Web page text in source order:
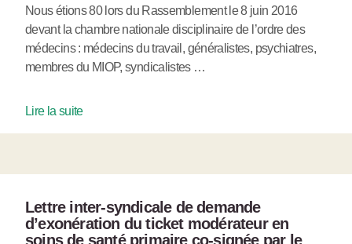
Nous étions 80 lors du Rassemblement le 8 juin 2016
devant la chambre nationale disciplinaire de l’ordre des
médecins : médecins du travail, généralistes, psychiatres,
membres du MIOP, syndicalistes …
Lire la suite
Lettre inter-syndicale de demande
d’exonération du ticket modérateur en
soins de santé primaire co-signée par le